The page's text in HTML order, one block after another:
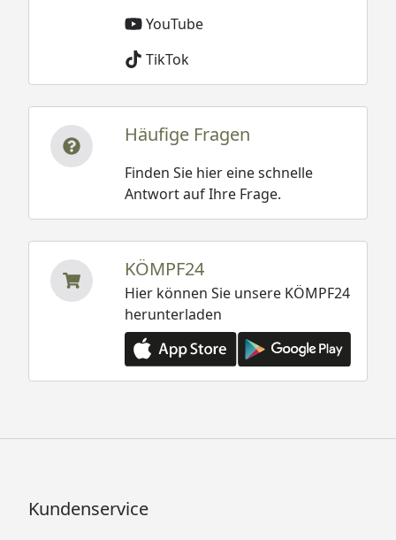
YouTube
TikTok
Häufige Fragen
Finden Sie hier eine schnelle
Antwort auf Ihre Frage.
KÖMPF24
Hier können Sie unsere KÖMPF24
herunterladen
Kundenservice